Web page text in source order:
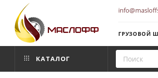
ГРУЗОВОЙ
КАТАЛОГ